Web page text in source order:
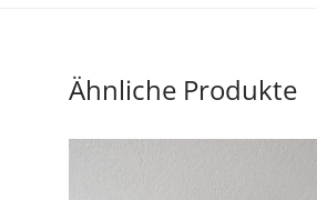
Ähnliche Produkte